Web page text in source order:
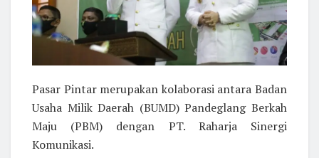
Pasar Pintar merupakan kolaborasi antara Badan
Usaha Milik Daerah (BUMD) Pandeglang Berkah
Maju (PBM) dengan PT. Raharja Sinergi
Komunikasi.